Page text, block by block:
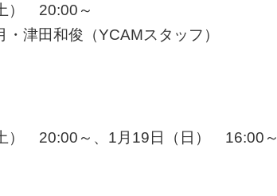
） 20:00～
津田和俊（YCAMスタッフ）
） 20:00～、1月19日（日） 16:00～